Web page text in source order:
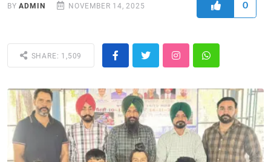
BYADMIN NOVEMBER 14, 2025 0
SHARE: 1,509